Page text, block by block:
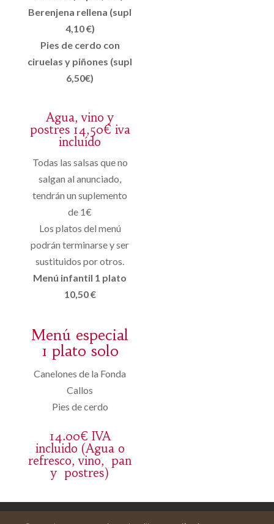
Berenjena rellena (supl
4,10 €)
Pies de cerdo con
ciruelas y piñones (supl
6,50€)
Agua, vino y
postres 14,50€ iva
incluído
Todas las salsas que no
salgan al anunciado,
tendrán un suplemento
de 1€
Los platos del menú
podrán terminarse y ser
sustituidos por otros.
Menú infantil 1 plato
10,50 €
Menú especial
1 plato solo
Canelones de la Fonda
Callos
Pies de cerdo
14.00€ IVA
incluido (Agua o
refresco, vino, pan
y postres)